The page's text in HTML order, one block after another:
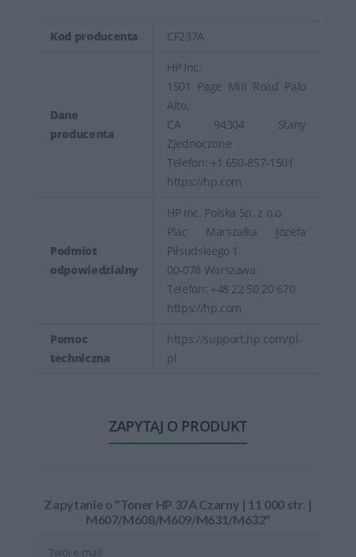
Kod producenta CF237A
Dane
producenta
HP Inc.
1501 Page Mill Road Palo
Alto,
CA 94304 Stany
Zjednoczone
Telefon: +1 650-857-1501
https://hp.com
Podmiot
odpowiedzialny
HP Inc. Polska Sp. z o.o.
Plac Marszałka Józefa
Piłsudskiego 1
00-078 Warszawa
Telefon: +48 22 50 20 670
https://hp.com
Pomoc
techniczna
https://support.hp.com/pl-
pl
ZAPYTAJ O PRODUKT
Zapytanie o "Toner HP 37A Czarny | 11 000 str. |
M607/M608/M609/M631/M632"